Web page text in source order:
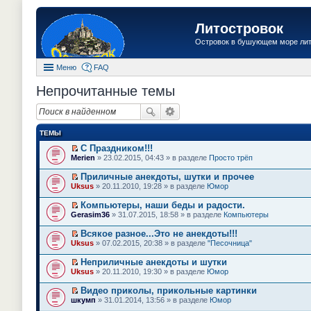
Литостровок
Островок в бушующем море
Меню FAQ
Непрочитанные темы
ТЕМЫ
П
р
е
й
т
и
к
е
р
в
о
м
у
е
п
р
С Праздником!!!
Merien » 23.02.2015, 04:43 » в разделе Просто трёп
П
р
е
й
т
и
к
е
р
в
о
м
у
Приличные анекдоты, шутки и прочее
Uksus » 20.11.2010, 19:28 » в разделе Юмор
П
р
е
й
т
и
к
е
р
в
Компьютеры, наши беды и радости.
Gerasim36 » 31.07.2015, 18:58 » в разделе Компьютеры
П
р
е
й
т
и
к
Всякое разное...Это не анекдоты!!!
Uksus » 07.02.2015, 20:38 » в разделе "Песочница"
П
р
е
й
Неприличные анекдоты и шутки
Uksus » 20.11.2010, 19:30 » в разделе Юмор
П
е
Видео приколы, прикольные картинки
шкумп » 31.01.2014, 13:56 » в разделе Юмор